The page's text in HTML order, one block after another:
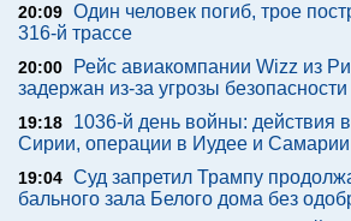
20:09 Один человек погиб, трое
316-й трассе
20:00
Рейс авиакомпании Wizz из
задержан из-за угрозы безопасности
19:18
1036-й день войны: действия
Сирии, операции в Иудее и Самарии
19:04 Суд запретил Трампу
бального зала Белого дома без